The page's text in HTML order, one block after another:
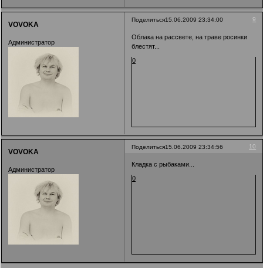
Поделиться 9
15.06.2009 23:34:00
VOVOKA
Администратор
Облака на рассвете, на траве росинки
блестят...
0
Поделиться 10
15.06.2009 23:34:56
VOVOKA
Администратор
Кладка с рыбаками...
0